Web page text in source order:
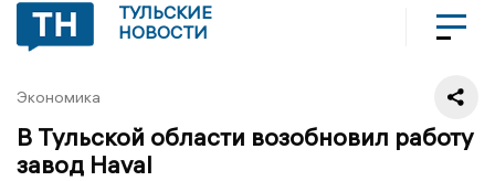
ТУЛЬСКИЕ
НОВОСТИ
Экономика
В Тульской области возобновил работу
завод Haval